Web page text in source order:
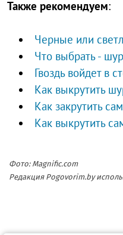
Также рекомендуем:
Черные или
Что выбрать -
Гвоздь войдет в
Как выкрутить
Как закрутить
Как выкрутить
Фото: Magnific.com
Редакция Pogovorim.by